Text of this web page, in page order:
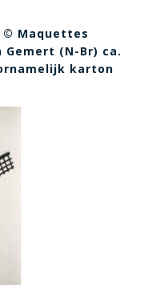
© Maquettes
(N-Br) ca.
karton